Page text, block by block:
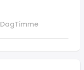
DagTimme